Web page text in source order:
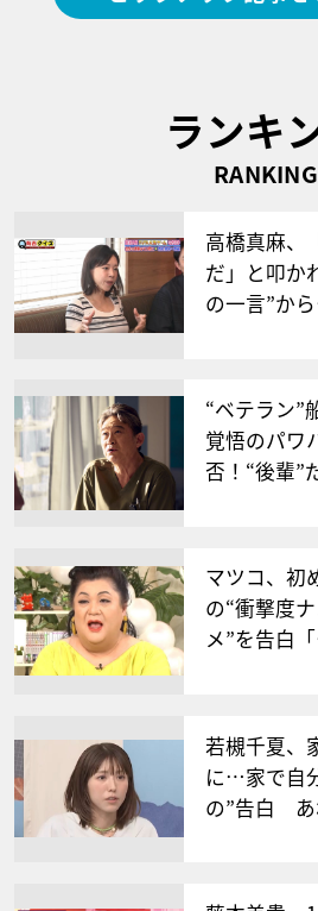
ランキ
RANKING
高橋真麻、
だ」と叩か
の一言”か
“ベテラン”
覚悟のパワ
否！“後輩”
マツコ、初
の“衝撃度
メ”を告白
若槻千夏、
に…家で自
の”告白